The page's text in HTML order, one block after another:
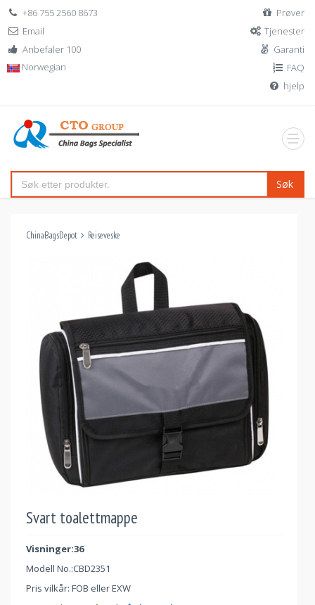
+86 755 2560 8673
Email
Anbefaler 100
Norwegian
Prøver
Tjenester
Garanti
FAQ
hjelp
Søk
ChinaBagsDepot Reiseveske
Svart toalettmappe
Visninger:36
Modell No.:CBD2351
Pris vilkår: FOB eller EXW